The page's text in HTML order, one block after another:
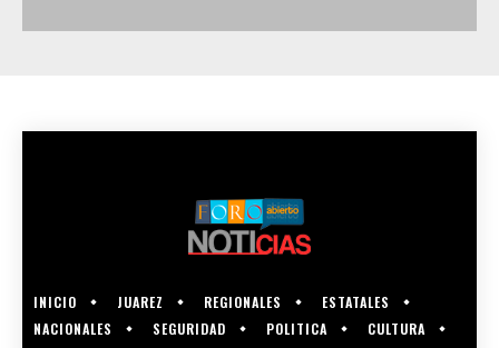
INICIO JUAREZ REGIONALES
ESTATALES
NACIONALES
SEGURIDAD POLITICA
CULTURA